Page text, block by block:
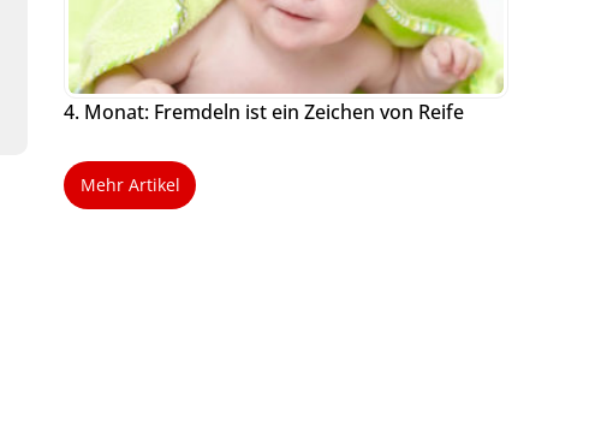
4. Monat: Fremdeln ist ein Zeichen von Reife
Mehr Artikel